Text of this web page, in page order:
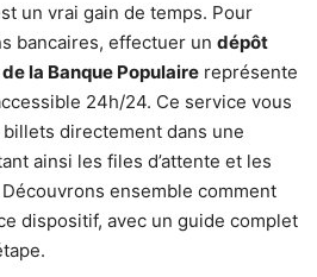
un vrai gain de temps. Pour
bancaires, effectuer un dépôt
la Banque Populaire représente
24h/24. Ce service vous
directement dans une
ainsi les files d’attente et les
ensemble comment
dispositif, avec un guide complet